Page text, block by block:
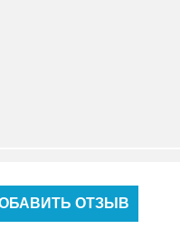
ОТЗЫВ